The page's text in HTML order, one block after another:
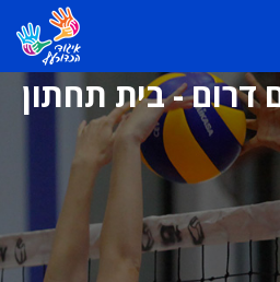
דרום - בית תחתון